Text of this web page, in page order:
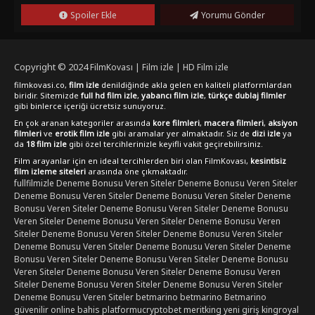
Spoiler Ekle Yorumu Gönder
Copyright © 2024FilmKovası | Film izle | HD Film izle
filmkovasi.co, film izle denildiğinde akla gelen en kaliteli platformlardan
biridir. Sitemizde full hd film izle, yabancı film izle, türkçe dublaj filmler
gibi binlerce içeriği ücretsiz sunuyoruz.
En çok aranan kategoriler arasında kore filmleri, macera filmleri, aksiyon
filmleri ve erotik film izle gibi aramalar yer almaktadır. Siz de dizi izle ya
da 18 film izle gibi özel tercihlerinizle keyifli vakit geçirebilirsiniz.
Film arayanlar için en ideal tercihlerden biri olan FilmKovası, kesintisiz
film izleme siteleri arasında öne çıkmaktadır.
fullfilmizle Deneme Bonusu Veren SitelerDeneme Bonusu Veren Siteler
Deneme Bonusu Veren SitelerDeneme Bonusu Veren SitelerDeneme
Bonusu Veren SitelerDeneme Bonusu Veren SitelerDeneme Bonusu
Veren SitelerDeneme Bonusu Veren SitelerDeneme Bonusu Veren
SitelerDeneme Bonusu Veren SitelerDeneme Bonusu Veren Siteler
Deneme Bonusu Veren SitelerDeneme Bonusu Veren SitelerDeneme
Bonusu Veren SitelerDeneme Bonusu Veren SitelerDeneme Bonusu
Veren SitelerDeneme Bonusu Veren SitelerDeneme Bonusu Veren
SitelerDeneme Bonusu Veren SitelerDeneme Bonusu Veren Siteler
Deneme Bonusu Veren Sitelerbetmarino betmarino Betmarino
güvenilir online bahis platformucryptobetmeritking yeni girişkingroyal